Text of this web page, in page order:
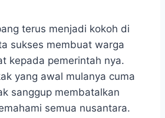
terus menjadi kokoh di
sukses membuat warga
kepada pemerintah nya.
yang awal mulanya cuma
sanggup membatalkan
semua nusantara.